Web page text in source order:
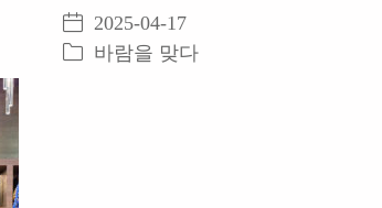
2025-04-17
바람을 맞다